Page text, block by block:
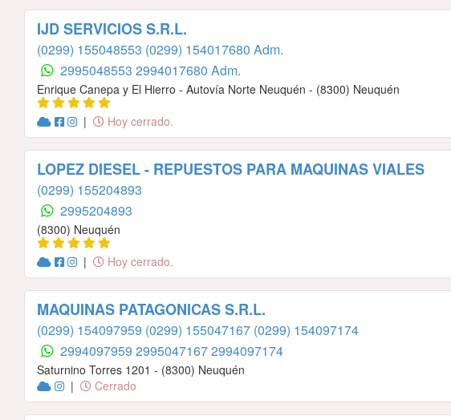
IJD SERVICIOS S.R.L.
(0299) 155048553 (0299) 154017680 Adm.
2995048553 2994017680 Adm.
Enrique Canepa y El Hierro - Autovía Norte Neuquén - (8300) Neuquén
|
Hoy cerrado.
LOPEZ DIESEL - REPUESTOS PARA MAQUINAS VIALES
(0299) 155204893
2995204893
(8300) Neuquén
|
Hoy cerrado.
MAQUINAS PATAGONICAS S.R.L.
(0299) 154097959 (0299) 155047167 (0299) 154097174
2994097959 29950471672994097174
Saturnino Torres 1201 - (8300) Neuquén
|
Cerrado